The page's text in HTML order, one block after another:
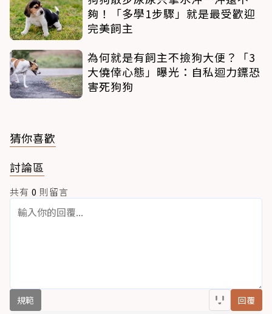
夠！「多學1步驟」就是最受歡迎
完美飼主
為何就是有飼主不撿狗大便？「3
大僥倖心態」曝光：自私迴力鏢恐
害死狗狗
猜你喜歡
討論區
共有 0 則留言
規範 回覆